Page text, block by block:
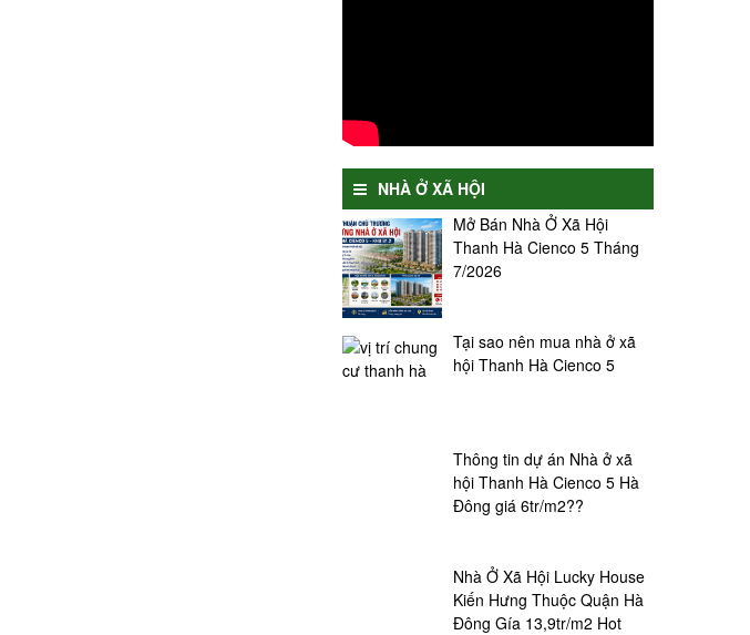
NHÀ Ở XÃ HỘI
Mở Bán Nhà Ở Xã Hội
Thanh Hà Cienco 5 Tháng
7/2026
Tại sao nên mua nhà ở xã
hội Thanh Hà Cienco 5
Thông tin dự án Nhà ở xã
hội Thanh Hà Cienco 5 Hà
Đông giá 6tr/m2??
Nhà Ở Xã Hội Lucky House
Kiến Hưng Thuộc Quận Hà
Đông Gía 13,9tr/m2 Hot